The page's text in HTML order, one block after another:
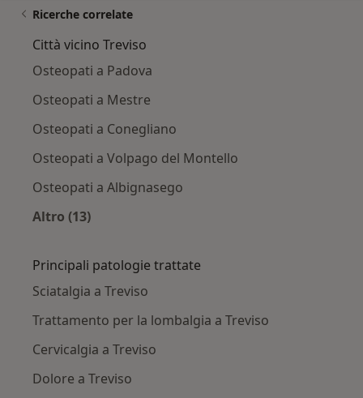
Ricerche correlate
Città vicino Treviso
Osteopati a Padova
Osteopati a Mestre
Osteopati a Conegliano
Osteopati a Volpago del Montello
Osteopati a Albignasego
Altro (13)
Principali patologie trattate
Sciatalgia a Treviso
Trattamento per la lombalgia a Treviso
Cervicalgia a Treviso
Dolore a Treviso